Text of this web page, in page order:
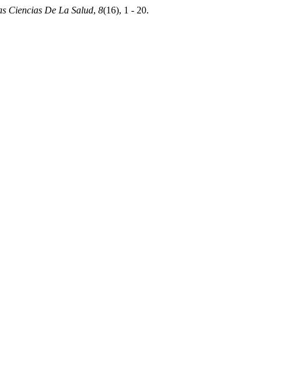
Ciencias De La Salud, 8(16), 1 - 20.